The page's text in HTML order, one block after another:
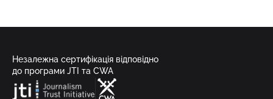
Незалежна сертифікація відповідно
до програми JTI та CWA